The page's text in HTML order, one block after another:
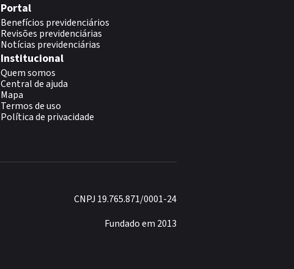
Portal
Benefícios previdenciários
Revisões previdenciárias
Notícias previdenciárias
Institucional
Quem somos
Central de ajuda
Mapa
Termos de uso
Política de privacidade
CNPJ 19.765.871/0001-24
Fundado em 2013